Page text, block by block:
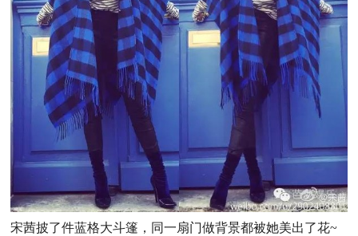
宋茜披了件蓝格大斗篷，同一扇门做背景都被她美出了花~